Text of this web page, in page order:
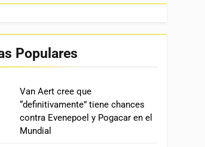
Populares
Van Aert cree que
“definitivamente” tiene chances
contra Evenepoel y Pogacar en el
Mundial